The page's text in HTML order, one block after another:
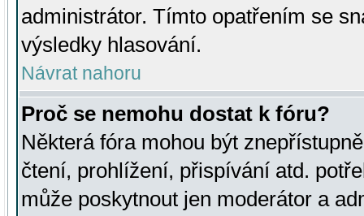
administrátor. Tímto opatřením se
výsledky hlasování.
Návrat nahoru
Proč se nemohu dostat k fóru?
Některá fóra mohou být
čtení, prohlížení, přispívání atd.
může poskytnout jen moderátor a